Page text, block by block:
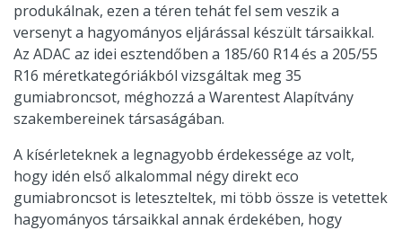
produkálnak, ezen a téren tehát fel sem veszik a
versenyt a hagyományos eljárással készült társaikkal.
Az ADAC az idei esztendőben a 185/60 R14 és a 205/55
R16 méretkategóriákból vizsgáltak meg 35
gumiabroncsot, méghozzá a Warentest Alapítvány
szakembereinek társaságában.
A kísérleteknek a legnagyobb érdekessége az volt,
hogy idén első alkalommal négy direkt eco
gumiabroncsot is leteszteltek, mi több össze is vetettek
hagyományos társaikkal annak érdekében, hogy